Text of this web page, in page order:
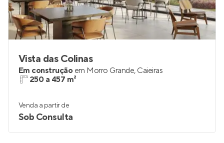
Vista das Colinas
Em construção em Morro Grande, Caieiras
250 a 457 m²
Venda a partir de
Sob Consulta